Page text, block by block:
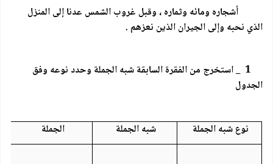
أشجاره ومائه وثماره ، وقبل غروب الشمس عدنا إلى المنزل
الذي نحبه وإلى الجيران الذين نعزهم .
1 _ استخرج من الفقرة السابقة شبه الجملة وحدد نوعه وفق
الجدول
نوع شبه الجملة شبه الجملة الجملة